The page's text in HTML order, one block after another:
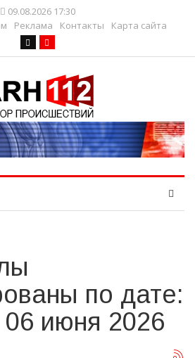
09.08.2026 17:30
Реклама Контакты Карта сайта
по дате:
июня 2026